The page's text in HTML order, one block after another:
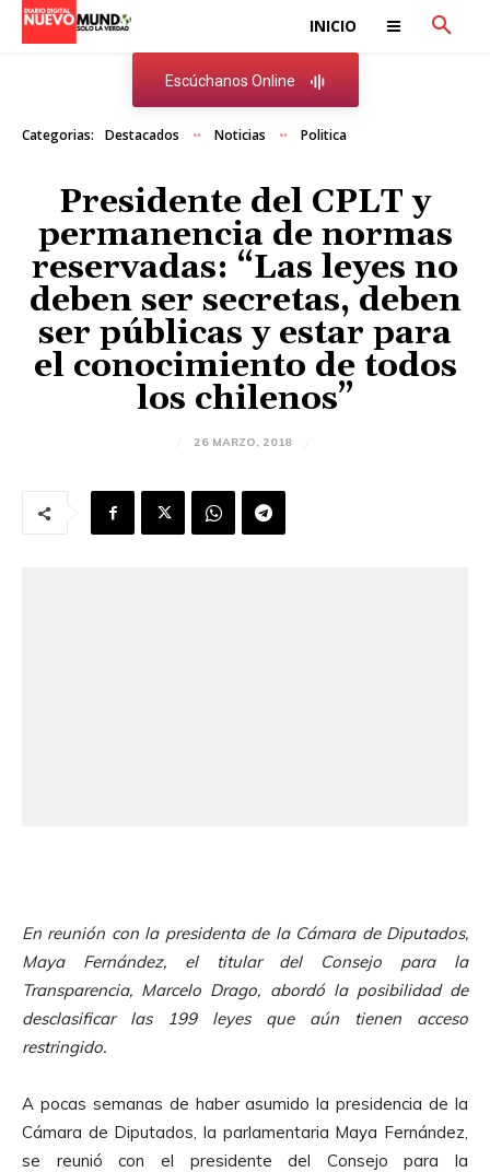
INICIO
Escúchanos Online
Categorias: Destacados Noticias Politica
Presidente del CPLT y
permanencia de normas
reservadas: “Las leyes no
deben ser secretas, deben
ser públicas y estar para
el conocimiento de todos
los chilenos”
26 MARZO, 2018
En reunión con la presidenta de la Cámara de Diputados,
Maya Fernández, el titular del Consejo para la
Transparencia, Marcelo Drago, abordó la posibilidad de
desclasificar las 199 leyes que aún tienen acceso
restringido.
A pocas semanas de haber asumido la presidencia de la
Cámara de Diputados, la parlamentaria Maya Fernández,
se reunió con el presidente del Consejo para la